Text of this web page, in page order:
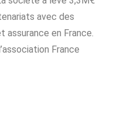
avec des
assurance en France.
France